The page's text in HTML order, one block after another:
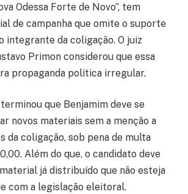
Odessa Forte de Novo”, tem
de campanha que omite o suporte
integrante da coligação. O juiz
Primon considerou que essa
propaganda política irregular.
que Benjamim deve se
novos materiais sem a menção a
da coligação, sob pena de multa
Além do que, o candidato deve
já distribuído que não esteja
com a legislação eleitoral.